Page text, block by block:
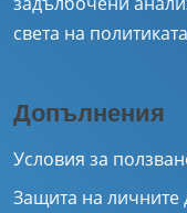
света на
Допълнения
Условия за
Защита на личните